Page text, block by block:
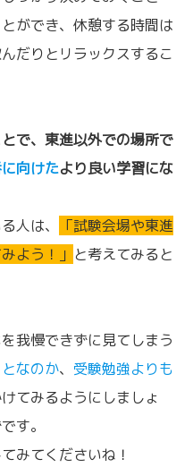
ができ、休憩する時間は
だりとリラックスするこ
で、東進以外での場所で
向けたより良い学習にな
人は、
「試験会場や東進
よう！」 と考えてみると
我慢できずに見てしまう
なのか、 受験勉強よりも
てみるようにしましょ
す。
みてくださいね！